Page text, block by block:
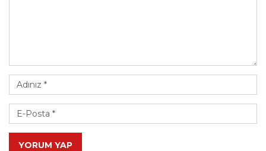
YORUM YAP